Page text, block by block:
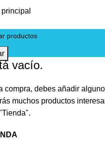
vacío.
compra, debes añadir
muchos productos